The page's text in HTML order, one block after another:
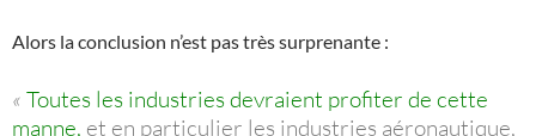
Alors la conclusion n’est pas très surprenante :
« Toutes les industries devraient profiter de cette
manne, et en particulier les industries aéronautique,